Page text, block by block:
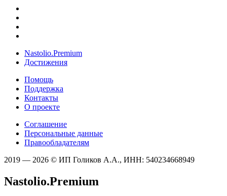
Nastolio.Premium
Достижения
Помощь
Поддержка
Контакты
О проекте
Соглашение
Персональные данные
Правообладателям
2019 — 2026 © ИП Голиков А.А., ИНН: 540234668949
Nastolio.Premium